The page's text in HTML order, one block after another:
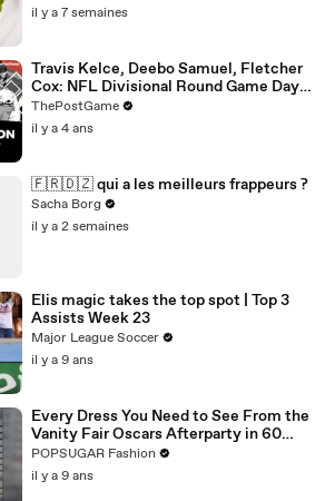
il y a 7 semaines
Travis Kelce, Deebo Samuel, Fletcher
Cox: NFL Divisional Round Game Day
Fashion Winners
ThePostGame
il y a 4 ans
🇫🇷🇩🇿 qui a les meilleurs frappeurs ?
Sacha Borg
il y a 2 semaines
Elis magic takes the top spot | Top 3
Assists Week 23
Major League Soccer
il y a 9 ans
Every Dress You Need to See From the
Vanity Fair Oscars Afterparty in 60
Seconds
POPSUGAR Fashion
il y a 9 ans